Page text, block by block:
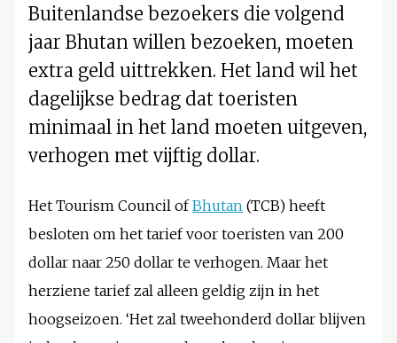
Buitenlandse bezoekers die volgend
jaar Bhutan willen bezoeken, moeten
extra geld uittrekken. Het land wil het
dagelijkse bedrag dat toeristen
minimaal in het land moeten uitgeven,
verhogen met vijftig dollar.
Het Tourism Council ofBhutan (TCB) heeft
besloten om het tarief voor toeristen van 200
dollar naar 250 dollar te verhogen. Maar het
herziene tarief zal alleen geldig zijn in het
hoogseizoen. ‘Het zal tweehonderd dollar blijven